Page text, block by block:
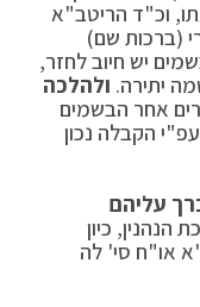
וכ"ד הריטב"א
(ברכות שם)
יש חיוב לחזר,
יתירה. ולהלכה
אחר הבשמים
הקבלה נכון
עליהם
הנהנין, כיון
או"ח סי' לה